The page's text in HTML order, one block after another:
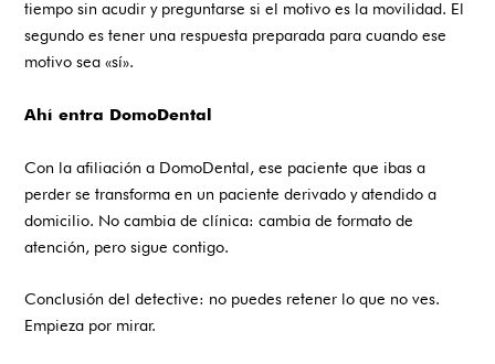
tiempo sin acudir y preguntarse si el motivo es la movilidad. El
segundo es tener una respuesta preparada para cuando ese
motivo sea «sí».
Ahí entra DomoDental
Con la afiliación a DomoDental, ese paciente que ibas a
perder se transforma en un paciente derivado y atendido a
domicilio. No cambia de clínica: cambia de formato de
atención, pero sigue contigo.
Conclusión del detective: no puedes retener lo que no ves.
Empieza por mirar.